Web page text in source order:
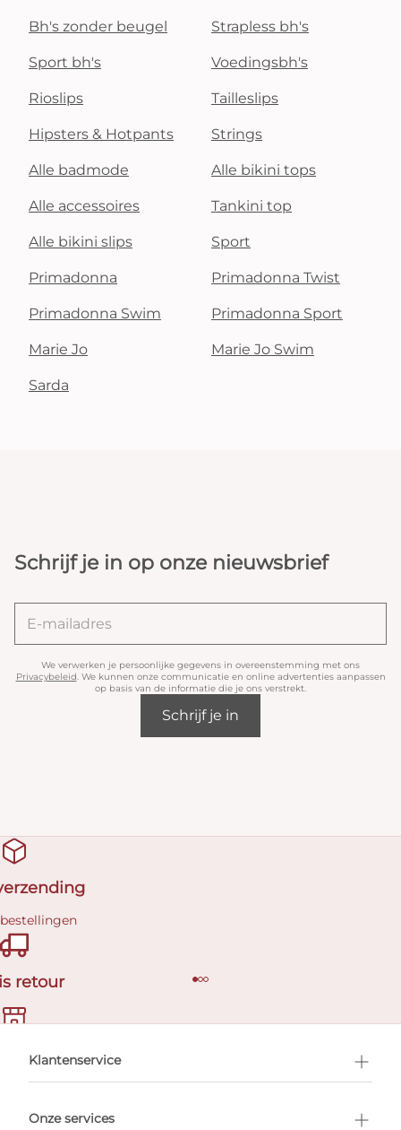
Bh's zonder beugel Strapless bh's
Sport bh's Voedingsbh's
Rioslips Tailleslips
Hipsters & Hotpants Strings
Alle badmode Alle bikini tops
Alle accessoires Tankini top
Alle bikini slips Sport
Primadonna Primadonna Twist
Primadonna Swim Primadonna Sport
Marie Jo Marie Jo Swim
Sarda
Schrijf je in op onze nieuwsbrief
We verwerken je persoonlijke gegevens in overeenstemming met ons
Privacybeleid. We kunnen onze communicatie en online advertenties aanpassen
op basis van de informatie die je ons verstrekt.
Schrijf je in
retour
afspraak
Klantenservice
Onze services